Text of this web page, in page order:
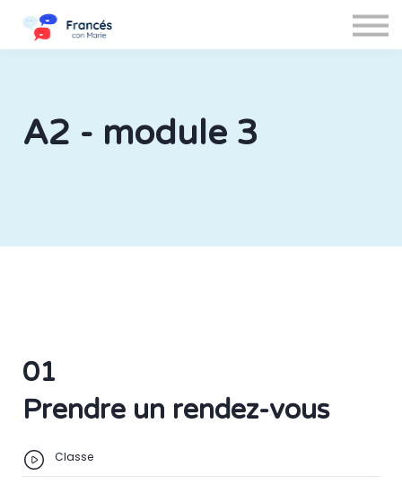
Cerrar sesión
A2 - module 3
01
Prendre un rendez-vous
Classe